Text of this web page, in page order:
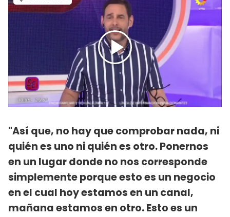
"Así que, no hay que comprobar nada, ni
quién es uno ni quién es otro. Ponernos
en un lugar donde no nos corresponde
simplemente porque esto es un negocio
en el cual hoy estamos en un canal,
mañana estamos en otro. Esto es un